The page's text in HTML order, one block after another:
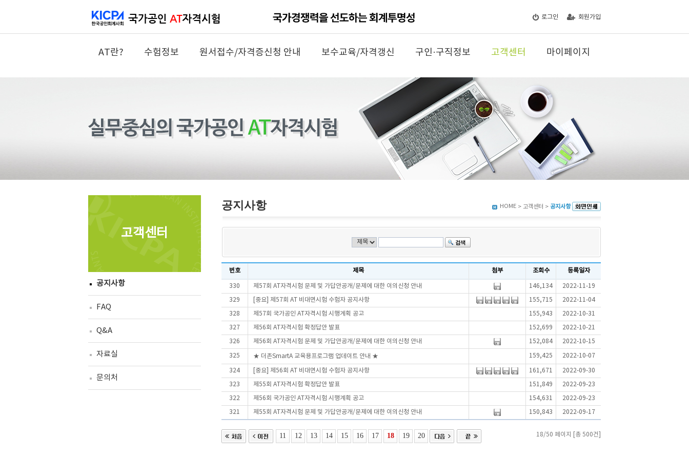
로그인 회원가입
AT란? 수험정보 원서접수/자격증신청 안내 보수교육/자격갱신 구인·구직정보 고객센터 마이페이지
고객센터
공지사항
FAQ
Q&A
자료실
문의처
공지사항 HOME > 고객센터 > 공지사항
번호 제목 첨부 조회수 등록일자
330 제57회 AT자격시험 문제 및 가답안공개/문제에 대한 이의신청 안내 146,134 2022-11-19
329 [중요] 제57회 AT 비대면시험 수험자 공지사항 155,715 2022-11-04
328 제57회 국가공인 AT자격시험 시행계획 공고 155,943 2022-10-31
327 제56회 AT자격시험 확정답안 발표 152,699 2022-10-21
326 제56회 AT자격시험 문제 및 가답안공개/문제에 대한 이의신청 안내 152,084 2022-10-15
325 ★ 더존SmartA 교육용프로그램 업데이트 안내 ★ 159,425 2022-10-07
324 [중요] 제56회 AT 비대면시험 수험자 공지사항 161,671 2022-09-30
323 제55회 AT자격시험 확정답안 발표 151,849 2022-09-23
322 제56회 국가공인 AT자격시험 시행계획 공고 154,631 2022-09-23
321 제55회 AT자격시험 문제 및 가답안공개/문제에 대한 이의신청 안내 150,843 2022-09-17
11 12 13 14 15 16 17 18 19 20 18/50 페이지 [총 500건]